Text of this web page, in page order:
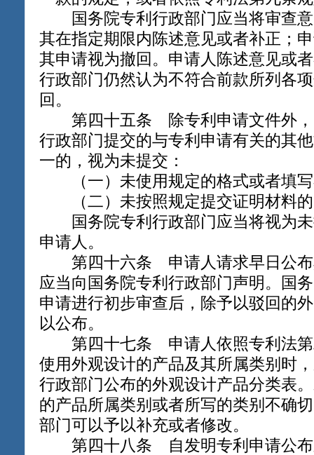
国务院专利行政部门应当将审查意
其在指定期限内陈述意见或者补正；
其申请视为撤回。申请人陈述意见或
行政部门仍然认为不符合前款所列各
回。
第四十五条 除专利申请文件外，
行政部门提交的与专利申请有关的其
一的，视为未提交：
（一）未使用规定的格式或者填写
（二）未按照规定提交证明材料
国务院专利行政部门应当将视为未
申请人。
第四十六条 申请人请求早日公布
应当向国务院专利行政部门声明。国
申请进行初步审查后，除予以驳回的
以公布。
第四十七条 申请人依照专利法第
使用外观设计的产品及其所属类别时
行政部门公布的外观设计产品分类表
的产品所属类别或者所写的类别不确
部门可以予以补充或者修改。
第四十八条 自发明专利申请公布